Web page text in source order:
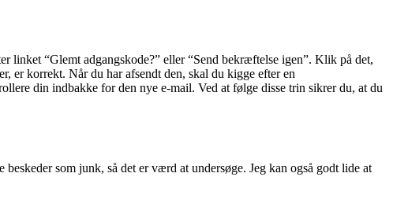
linket “Glemt adgangskode?” eller “Send bekræftelse igen”. Klik på det,
er korrekt. Når du har afsendt den, skal du kigge efter en
din indbakke for den nye e-mail. Ved at følge disse trin sikrer du, at du
som junk, så det er værd at undersøge. Jeg kan også godt lide at